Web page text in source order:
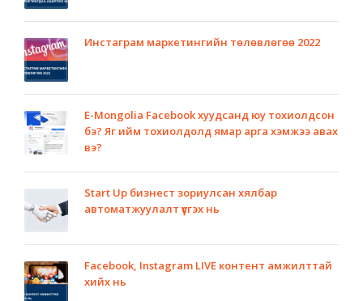
Инстаграм маркетингийн төлөвлөгөө 2022
E-Mongolia Facebook хуудсанд юу тохиолдсон
бэ? Яг ийм тохиолдолд ямар арга хэмжээ авах
вэ?
Start Up бизнест зориулсан хялбар
автоматжуулалт үүсгэх нь
Facebook, Instagram LIVE контент амжилттай
хийх нь